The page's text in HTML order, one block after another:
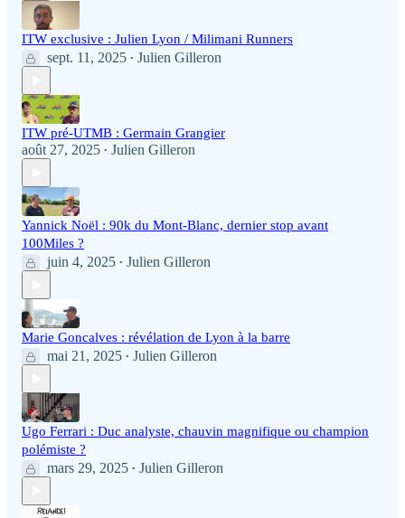
ITW exclusive : Julien Lyon / Milimani Runners
sept. 11, 2025 • Julien Gilleron
ITW pré-UTMB : Germain Grangier
août 27, 2025 • Julien Gilleron
Yannick Noël : 90k du Mont-Blanc, dernier stop avant
100Miles ?
juin 4, 2025 • Julien Gilleron
Marie Goncalves : révélation de Lyon à la barre
mai 21, 2025 • Julien Gilleron
Ugo Ferrari : Duc analyste, chauvin magnifique ou champion
polémiste ?
mars 29, 2025 • Julien Gilleron